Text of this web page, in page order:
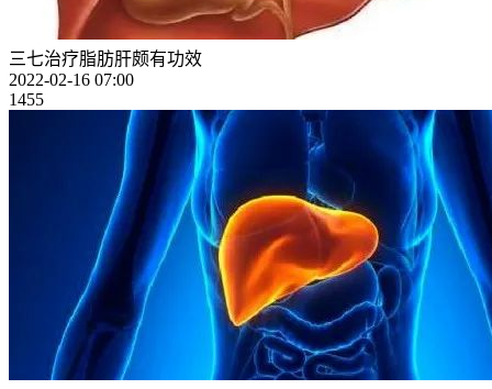
三七治疗脂肪肝颇有功效
2022-02-16 07:00
1455